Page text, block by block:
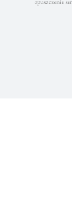
opuszczenie